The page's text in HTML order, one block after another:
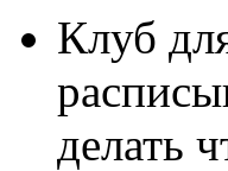
Клуб
делать